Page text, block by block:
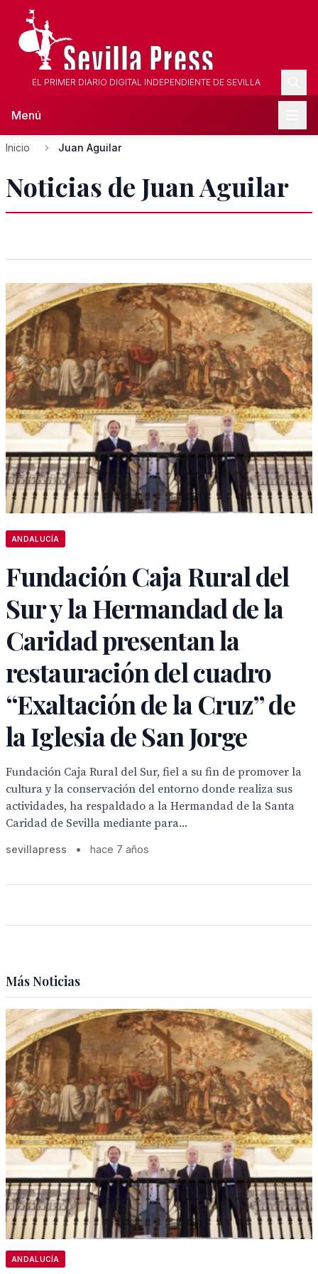
EL PRIMER DIARIO DIGITAL INDEPENDIENTE DE SEVILLA
Menú
Inicio Juan Aguilar
Noticias de Juan Aguilar
ANDALUCÍA
Fundación Caja Rural del
Sur y la Hermandad de la
Caridad presentan la
restauración del cuadro
“Exaltación de la Cruz” de
la Iglesia de San Jorge
Fundación Caja Rural del Sur, fiel a su fin de promover la
cultura y la conservación del entorno donde realiza sus
actividades, ha respaldado a la Hermandad de la Santa
Caridad de Sevilla mediante para...
sevillapress • hace 7 años
Más Noticias
ANDALUCÍA